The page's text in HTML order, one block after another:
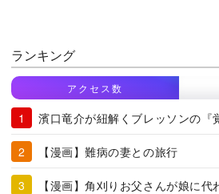
ランキング
アクセス数
濱口竜介が紐解くブレッソンの『
【漫画】難病の妻との旅行
【漫画】角刈りお父さんが娘に代